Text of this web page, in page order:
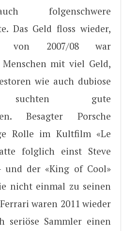
folgenschwere
Das Geld floss wieder,
von 2007/08 war
mit viel Geld,
wie auch dubiose
suchten gute
Besagter Porsche
Rolle im Kultfilm «Le
folglich einst Steve
und der «King of Cool»
nicht einmal zu seinen
waren 2011 wieder
seriöse Sammler einen